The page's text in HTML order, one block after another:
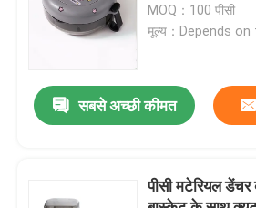
एक उद्धरण का अनुरोध करें
डेंटल क्राउन बॉक्स
डेंटल डेंचर बॉक्स
MOQ：100 पीसी
मूल्य：Depends
सबसे अच्छी कीमत
पीसी मटेरियल डेंचर